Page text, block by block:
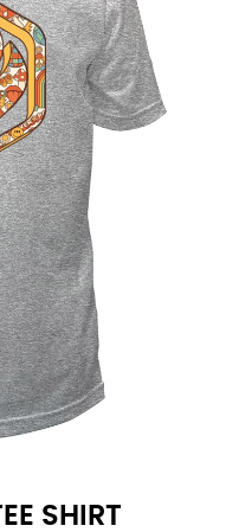
SHIRT